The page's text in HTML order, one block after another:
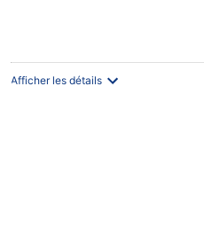
Afficher les détails